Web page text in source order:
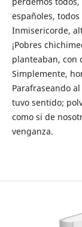
españoles,
Inmisericorde,
¡Pobres
planteaban, con
Simplemente,
Parafraseando
tuvo sentido;
como si de
venganza.